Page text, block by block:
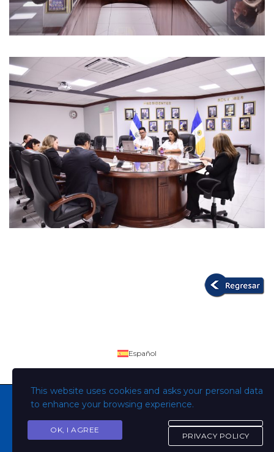
Copyright © Todos los derechos son de la Universidad
This website uses cookies and asks your personal data
to enhance your browsing experience.
OK, I AGREE
PRIVACY POLICY
Español